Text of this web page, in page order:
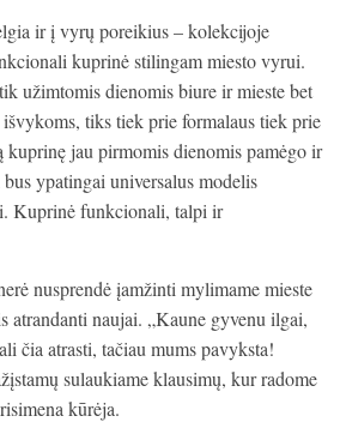
ir į vyrų poreikius – kolekcijoje
kuprinė stilingam miesto vyrui.
užimtomis dienomis biure ir mieste bet
tiks tiek prie formalaus tiek prie
kuprinę jau pirmomis dienomis pamėgo ir
ypatingai universalus modelis
Kuprinė funkcionali, talpi ir
nusprendė įamžinti mylimame mieste
atrandanti naujai. „Kaune gyvenu ilgai,
čia atrasti, tačiau mums pavyksta!
sulaukiame klausimų, kur radome
kūrėja.